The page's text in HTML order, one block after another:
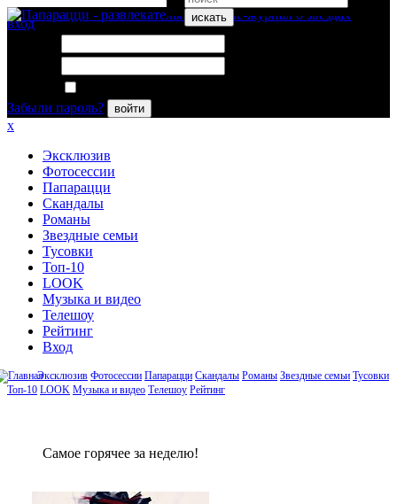
искать
вход
Забыли пароль?
войти
x
Эксклюзив
Фотосессии
Папарацци
Скандалы
Романы
Звездные семьи
Тусовки
Топ-10
LOOK
Музыка и видео
Телешоу
Рейтинг
Вход
Эксклюзив Фотосессии Папарацци Скандалы Романы Звездные семьи Тусовки
Топ-10 LOOK Музыка и видео Телешоу Рейтинг
Сaмое гoрячее за неделю!